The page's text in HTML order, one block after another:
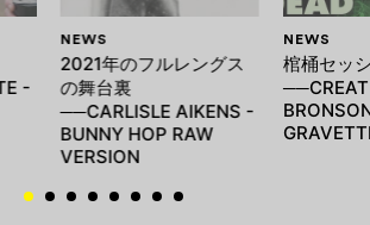
-
NEWS
2021年のフルレングス
の舞台裏
──CARLISLE AIKENS -
BUNNY HOP RAW
VERSION
NEWS
棺桶セッ